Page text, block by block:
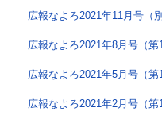
広報なよろ2021年11月号（
広報なよろ2021年8月号（第
広報なよろ2021年5月号（第
広報なよろ2021年2月号（第